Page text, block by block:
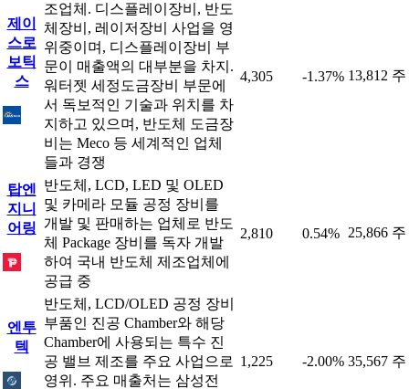
제이
스로
보틱
스
조업체. 디스플레이장비, 반도
체장비, 레이저장비 사업을 영
위중이며, 디스플레이장비 부
문이 매출액의 대부분을 차지.
워터젯 세정도금장비 부문에
서 독보적인 기술과 위치를 차
지하고 있으며, 반도체 도금장
비는 Meco 등 세계적인 업체
들과 경쟁
4,305 -1.37% 13,812 주
탑엔
지니
어링
반도체, LCD, LED 및 OLED
및 카메라 모듈 공정 장비를
개발 및 판매하는 업체로 반도
체 Package 장비를 독자 개발
하여 국내 반도체 제조업체에
공급 중
2,810 0.54% 25,866 주
엔투
텍
반도체, LCD/OLED 공정 장비
부품인 진공 Chamber와 해당
Chamber에 사용되는 특수 진
공 밸브 제조를 주요 사업으로
영위. 주요 매출처는 삼성전
1,225 -2.00% 35,567 주